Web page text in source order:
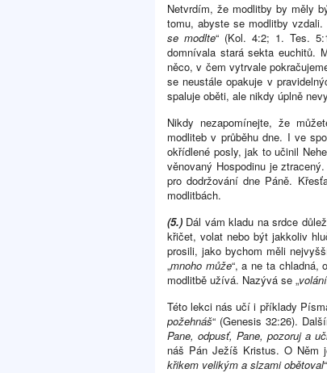
Netvrdím, že modlitby by měly
tomu, abyste se modlitby vzdali.
se modlte“ (Kol. 4:2; 1. Tes.
domnívala stará sekta euchitů.
něco, v čem vytrvale
se neustále opakuje v
spaluje oběti, ale nikdy úplně
Nikdy nezapomínejte, že
modliteb v průběhu dne. I ve
okřídlené posly, jak to učinil
věnovaný Hospodinu je
pro dodržování dne Páně.
modlitbách.
(5.) Dál vám kladu na srdce
křičet, volat nebo být jakkoliv
prosili, jako bychom měli
„mnoho může“, a ne ta chladná,
modlitbě užívá. Nazývá se „
Této lekci nás učí i příklady
požehnáš“ (Genesis 32:26).
Pane, odpusť, Pane, pozoruj a
náš Pán Ježíš Kristus. O Něm
křikem velikým a slzami obětoval